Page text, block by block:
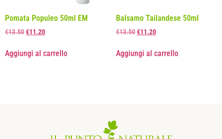
Pomata Populeo 50ml EM
€13.50€11.20
Aggiungi al carrello
Balsamo Tailandese 50ml
€13.50€11.20
Aggiungi al carrello